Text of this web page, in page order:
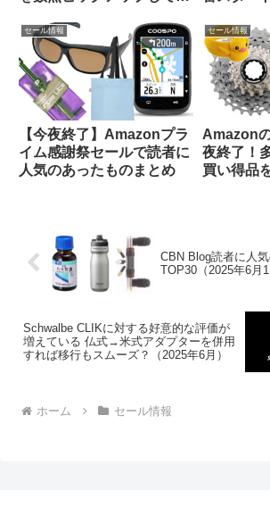
ます
セール情報
【今夜終了】Amazonプラ
イム感謝祭セールで読者に
人気のあったものまとめ
セール情報
Amazon
夜終了！
買い得品
CBN Blog読者に人
TOP30（2025年6月1
Schwalbe CLIKに対する好意的な評価が
増えている 仏式→米式アダプターを併用
すれば移行もスムーズ？（2025年6月）
ホーム セール情報